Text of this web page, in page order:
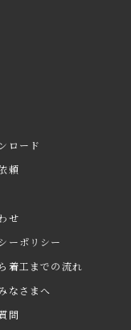
る質問
合わせ
ウンロード
社の皆さまへ
バシーポリシー
り依頼
着工までの流れ
なさまへ
問
ロード
頼
せ
ーポリシー